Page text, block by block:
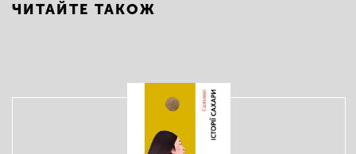
ЧИТАЙТЕ ТАКОЖ